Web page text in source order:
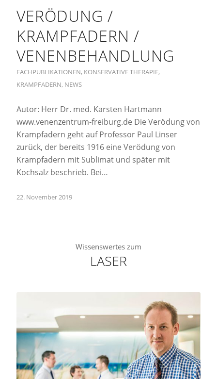
VERÖDUNG /
KRAMPFADERN /
VENENBEHANDLUNG
FACHPUBLIKATIONEN, KONSERVATIVE THERAPIE,
KRAMPFADERN, NEWS
Autor: Herr Dr. med. Karsten Hartmann
www.venenzentrum-freiburg.de Die Verödung von
Krampfadern geht auf Professor Paul Linser
zurück, der bereits 1916 eine Verödung von
Krampfadern mit Sublimat und später mit
Kochsalz beschrieb. Bei…
22. November 2019
Wissenswertes zum
LASER